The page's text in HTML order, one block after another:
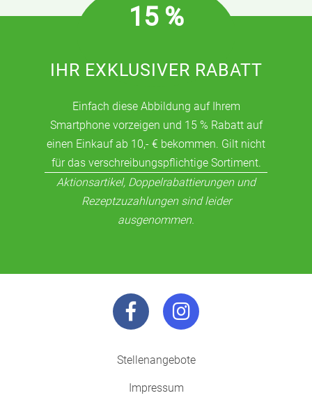
15 %
IHR EXKLUSIVER RABATT
Einfach diese Abbildung auf Ihrem
Smartphone vorzeigen und 15 % Rabatt auf
einen Einkauf ab 10,- € bekommen. Gilt nicht
für das verschreibungspflichtige Sortiment.
Aktionsartikel, Doppelrabattierungen und
Rezeptzuzahlungen sind leider
ausgenommen.
Stellenangebote
Impressum